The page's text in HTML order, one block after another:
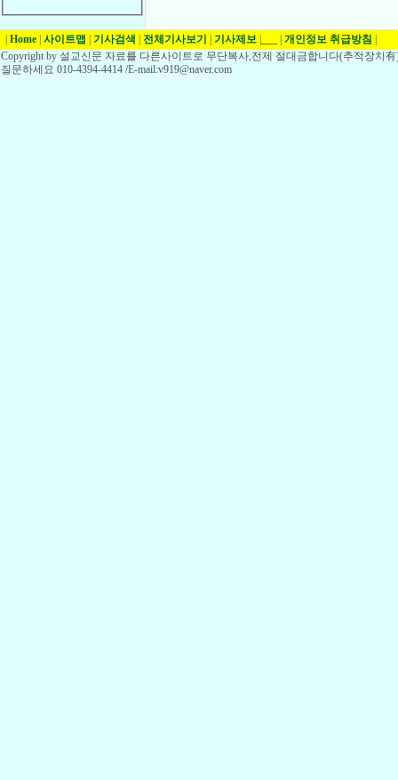
Home 사이트맵 기사검색 전체기사보기 기사제보 개인정보 취급방침
Copyright by 설교신문 자료를 다른사이트로 무단복사,전제 절대금합니다(추적장치
질문하세요 010-4394-4414 /E-mail:v919@naver.com